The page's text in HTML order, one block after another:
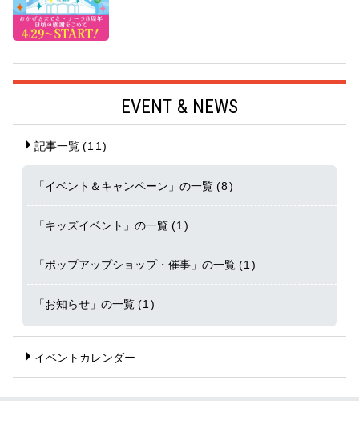
EVENT & NEWS
記事一覧 (11)
「イベント＆キャンペーン」の一覧 (8)
「キッズイベント」の一覧 (1)
「ポップアップショップ・催事」の一覧 (1)
「お知らせ」の一覧 (1)
イベントカレンダー